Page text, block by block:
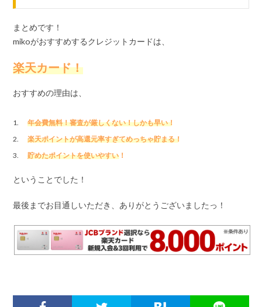
まとめです！
mikoがおすすめするクレジットカードは、
楽天カード！
おすすめの理由は、
年会費無料！審査が厳しくない！しかも早い！
楽天ポイントが高還元率すぎてめっちゃ貯まる！
貯めたポイントを使いやすい！
ということでした！
最後までお目通しいただき、ありがとうございましたっ！